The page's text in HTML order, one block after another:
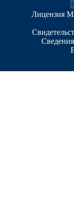
Лицензия